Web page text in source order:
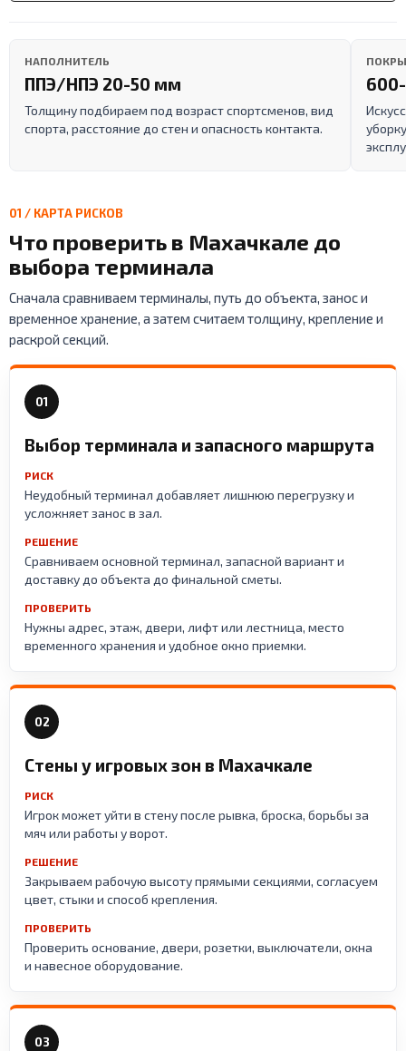
НАПОЛНИТЕЛЬ
ППЭ/НПЭ 20-50 мм
Толщину подбираем под возраст спортсменов, вид
спорта, расстояние до стен и опасность контакта.
01 / КАРТА РИСКОВ
Что проверить в Махачкале до
выбора терминала
Сначала сравниваем терминалы, путь до объекта, занос и
временное хранение, а затем считаем толщину, крепление и
раскрой секций.
01
Выбор терминала и запасного маршрута
РИСК
Неудобный терминал добавляет лишнюю перегрузку и
усложняет занос в зал.
РЕШЕНИЕ
Сравниваем основной терминал, запасной вариант и
доставку до объекта до финальной сметы.
ПРОВЕРИТЬ
Нужны адрес, этаж, двери, лифт или лестница, место
временного хранения и удобное окно приемки.
02
Стены у игровых зон в Махачкале
РИСК
Игрок может уйти в стену после рывка, броска, борьбы за
мяч или работы у ворот.
РЕШЕНИЕ
Закрываем рабочую высоту прямыми секциями, согласуем
цвет, стыки и способ крепления.
ПРОВЕРИТЬ
Проверить основание, двери, розетки, выключатели, окна
и навесное оборудование.
03